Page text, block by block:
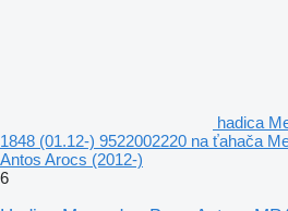
hadica
1848 (01.12-) 9522002220 na ťahača
Antos Arocs (2012-)
6